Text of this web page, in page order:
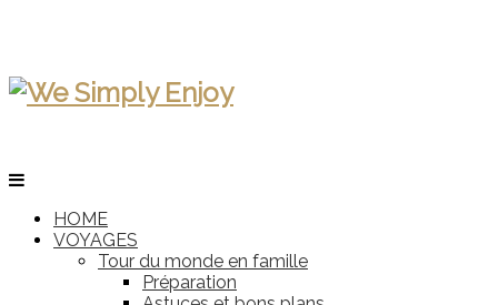
HOME
VOYAGES
Tour du monde en famille
Préparation